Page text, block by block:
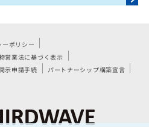
ーポリシー
営業法に基づく表示
示申請手続 パートナーシップ構築宣言